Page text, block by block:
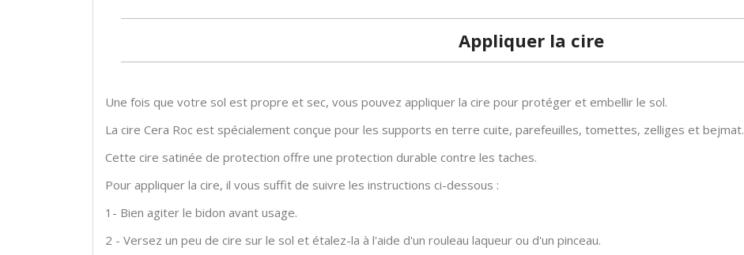
Appliquer la cire
Une fois que votre sol est propre et sec, vous pouvez appliquer la cire pour protéger et embellir le sol.
La cire Cera Roc est spécialement conçue pour les supports en terre cuite, parefeuilles, tomettes, zelliges et bejmat.
Cette cire satinée de protection offre une protection durable contre les taches.
Pour appliquer la cire, il vous suffit de suivre les instructions ci-dessous :
1- Bien agiter le bidon avant usage.
2 - Versez un peu de cire sur le sol et étalez-la à l'aide d'un rouleau laqueur ou d'un pinceau.